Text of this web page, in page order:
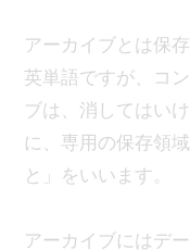
アーカイブとは保
英単語ですが、コ
ブは、消してはい
に、専用の保存領
と」をいいます。
アーカイブにはデ